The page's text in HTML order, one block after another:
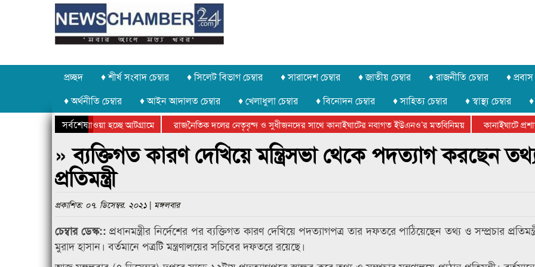
প্রচ্ছদ ♦ শীর্ষ সংবাদ চেম্বার ♦ সিলেট বিভাগ চেম্বার ♦ সারাদেশ চেম্বার ♦ জাতীয় চেম্বার ♦ রাজনীতি চেম্বার ♦ প্রবাস
♦ অর্থনীতি চেম্বার
♦ আইন আদালত চেম্বার ♦ খেলাধুলা চেম্বার ♦ বিনোদন চেম্বার ♦ সাহিত্য চেম্বার ♦ স্বাস্থ্য চেম্বার
সর্বশেষ
চুরি করে নিয়ে যাওয়া হচ্ছে আটগ্রামে রাজনৈতিক দলের নেতৃবৃন্দ ও সুধীজনদের সাথে কানাইঘাটের নবাগত ইউএনও’র মতবিনিময় কানাইঘাটে
ক্রীড়া প্রতিযোগিতার পুরস্কার বিতরণ সম্পন্ন
সিলেটে বাংলাদেশ গ্রুপ থিয়েটার ফেডারেশানের বিভাগীয় অভিনয় কর্মশালা সম্পন্ন
» ব্যক্তিগত কারণ দেখিয়ে মন্ত্রিসভা থেকে পদত্যাগ করছেন
প্রতিমন্ত্রী
প্রকাশিত: ০৭. ডিসেম্বর. ২০২১ | মঙ্গলবার
চেম্বার ডেস্ক::প্রধানমন্ত্রীর নির্দেশের পর ব্যক্তিগত কারণ দেখিয়ে পদত্যাগপত্র তার দফতরে পাঠিয়েছেন তথ্য ও সম্প্রচার
মুরাদ হাসান। বর্তমানে পত্রটি মন্ত্রণালয়ের সচিবের দফতরে রয়েছে।